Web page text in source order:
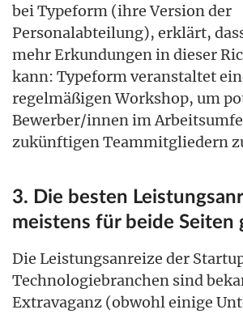
bei Typeform (ihre Version der
Personalabteilung), erklärt,
mehr Erkundungen in dieser
kann: Typeform veranstaltet
regelmäßigen Workshop, um
Bewerber/innen im
zukünftigen Teammitgliedern
3. Die besten
meistens für beide Seiten
Die Leistungsanreize der
Technologiebranchen sind
Extravaganz (obwohl einige